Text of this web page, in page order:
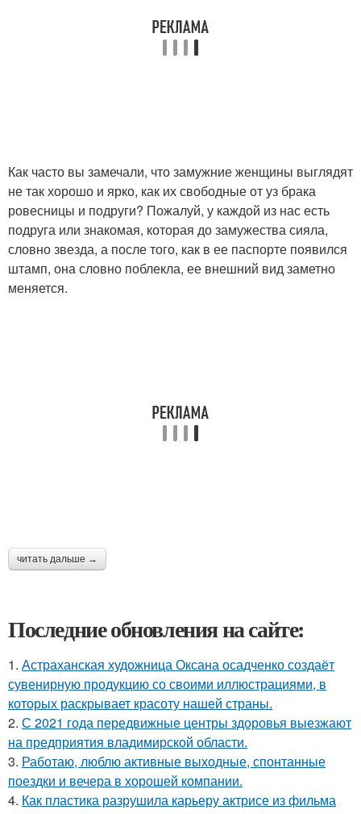
Как часто вы замечали, что замужние женщины выглядят
не так хорошо и ярко, как их свободные от уз брака
ровесницы и подруги? Пожалуй, у каждой из нас есть
подруга или знакомая, которая до замужества сияла,
словно звезда, а после того, как в ее паспорте появился
штамп, она словно поблекла, ее внешний вид заметно
меняется.
читать дальше →
Последние обновления на сайте:
1. Астраханская художница Оксана осадченко создаёт
сувенирную продукцию со своими иллюстрациями, в
которых раскрывает красоту нашей страны.
2. С 2021 года передвижные центры здоровья выезжают
на предприятия владимирской области.
3. Работаю, люблю активные выходные, спонтанные
поездки и вечера в хорошей компании.
4. Как пластика разрушила карьеру актрисе из фильма